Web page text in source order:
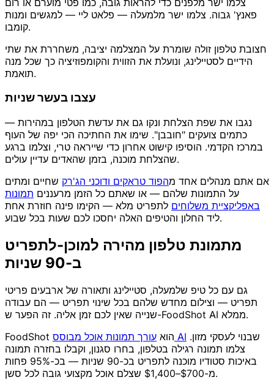
פאנץ' גבוה. צלמו ישר מלמעלה — פלאט ליי — למגשים ומנות
קומבו.
חצובת טלפון זולה שומרת על המצלמה יציבה, משחררת את שתי
הידיים לסטיילינג, ונועלת את הזווית והקומפוזיציה כך שכל מנה
תואמת.
עצבו בעשר שניות
נגבו את שפת הצלחת ונקו גם את עדשת הטלפון במהירות —
כתמים צועקים "חובבן". שימו את החתיכה הכי יפה של העוף
במרכז הקדמי. הוסיפו קישוט אחרון כדי שייראה טרי, וצלמו ברגע
שהצלחת מוכנה, בזמן שהאדים עדיין עולים.
אם אתם מנהלים אחד מהפוד טראקים ודוכני הג'רק שחיים ומתים
על התמונות שלהם — או שאתם כל הזמן מרעננים תמונות
באפליקציית משלוחים לתפריט מלא — הקימו פינה חוזרת אחת
ליד החלון והטיפים האלה יחסכו לכם שעות בכל שבוע.
מתמונת טלפון מהירה למוכן-לתפריט
ב-90 שניות
גם עם כל טיפ שלמעלה, סטיילינג ותאורה של ארבעים פריטי
תפריט — וצילום מחדש שלהם בכל שינוי תפריט — הם עבודה
שנייה שאין לכם זמן אליה. זה הפער ש-FoodShot AI ממלא.
FoodShot הוא עורך תמונות אוכל מבוסס AI
צלמו תמונה רגילה בטלפון, בחרו סגנון, וקבלו בחזרה תמונה
באיכות סטודיו מוכנה לתפריט בכ-90 שניות — בכ-95% פחות
מ-$700–$1,400 שצלם אוכל מקצועי גובה לכל סשן.